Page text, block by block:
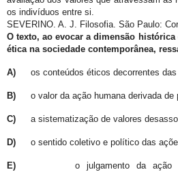
os indivíduos entre si.
SEVERINO. A. J. Filosofia. São Paulo:
O texto, ao evocar a dimensão
ética na sociedade contemporânea,
A) os conteúdos éticos decorrentes
B) o valor da ação humana derivada
C) a sistematização de valores
D) o sentido coletivo e político das
E)
o julgamento da ação